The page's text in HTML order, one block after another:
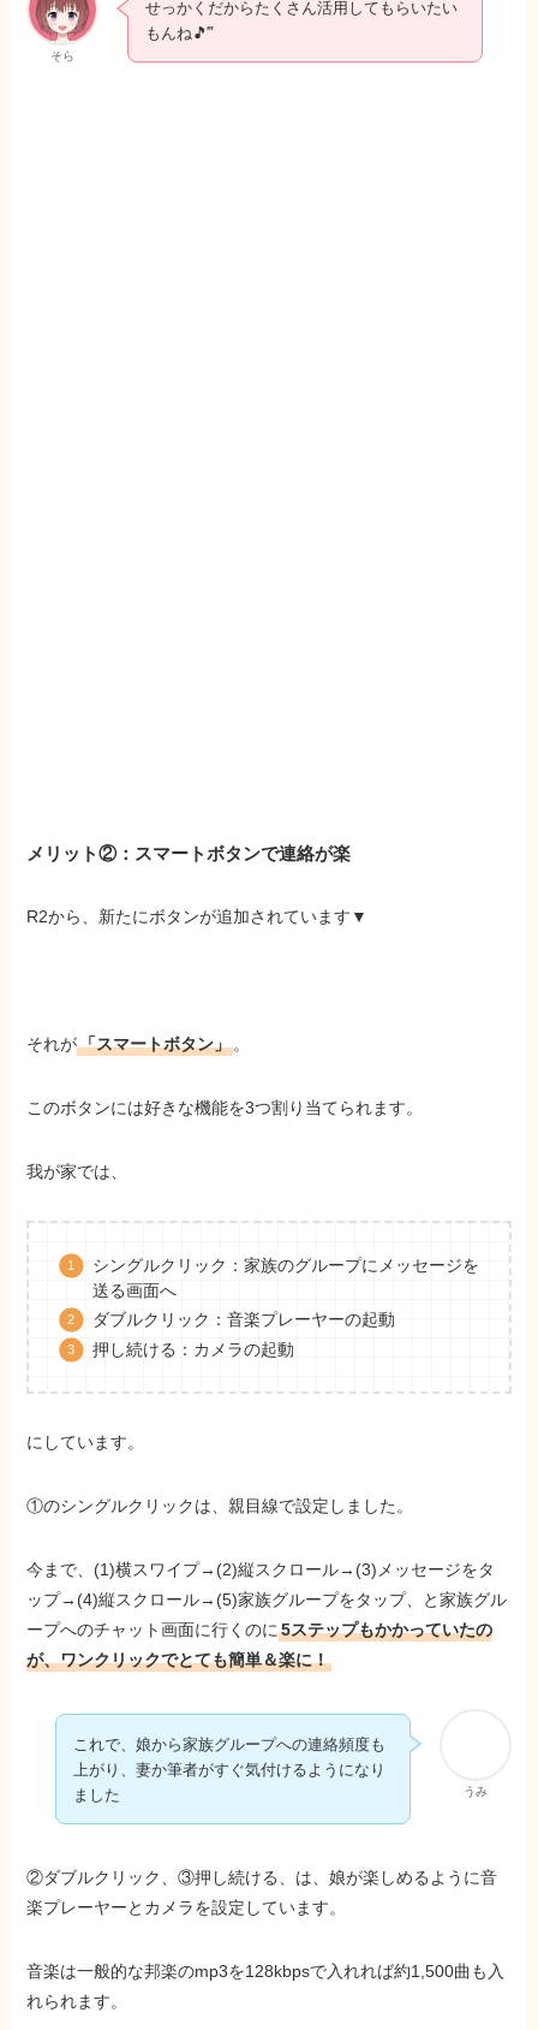
そら
もんね🎵‴
メリット②：スマートボタンで連絡が楽
R2から、新たにボタンが追加されています▼
それが 「スマートボタン」
このボタンには好きな機能を3つ割り当てられます。
我が家では、
シングルクリック：家族のグループにメッセージを
送る画面へ
ダブルクリック：音楽プレーヤーの起動
押し続ける：カメラの起動
にしています。
①のシングルクリックは、親目線で設定しました。
今まで、(1)横スワイプ→(2)縦スクロール→(3)メッセージをタ
ップ→(4)縦スクロール→(5)家族グループをタップ、と家族グル
ープへのチャット画面に行くのに
5ステップもかかっていたの
が、ワンクリックでとても簡単＆楽に！
上がり、妻か筆者がすぐ気付けるようになり
ました
②ダブルクリック、③押し続ける、は、娘が楽しめるように音
楽プレーヤーとカメラを設定しています。
音楽は一般的な邦楽のmp3を128kbpsで入れれば約1,500曲も入